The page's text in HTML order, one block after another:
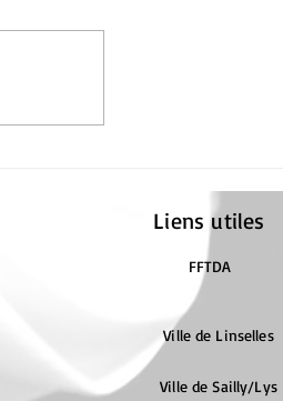
Stage préparation Examen
Liens utiles
FFTDA
Ville de Linselles
Ville de Sailly/Lys